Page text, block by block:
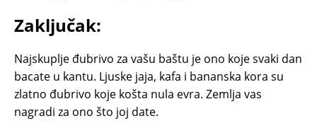
Zaključak:
Najskuplje đubrivo za vašu baštu je ono koje svaki dan
bacate u kantu. Ljuske jaja, kafa i bananska kora su
zlatno đubrivo koje košta nula evra. Zemlja vas
nagradi za ono što joj date.